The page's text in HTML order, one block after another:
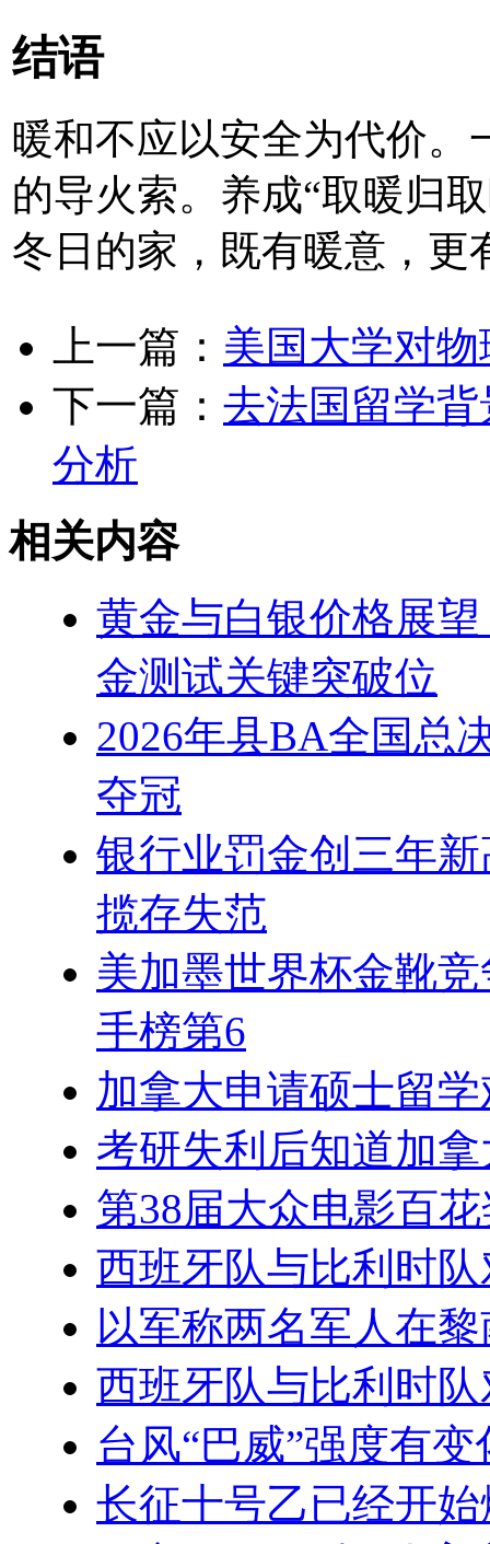
结语
暖和不应以安全为代价。
的导火索。养成“取暖归
冬日的家，既有暖意，更
上一篇： 美国大学对
下一篇： 去法国留学
分析
相关内容
黄金与白银价格展
金测试关键突破位
2026年县BA全国总
夺冠
银行业罚金创三年
揽存失范
美加墨世界杯金靴
手榜第6
加拿大申请硕士留
考研失利后知道加
第38届大众电影百
西班牙队与比利时
以军称两名军人在
西班牙队与比利时
台风“巴威”强度有
长征十号乙已经开